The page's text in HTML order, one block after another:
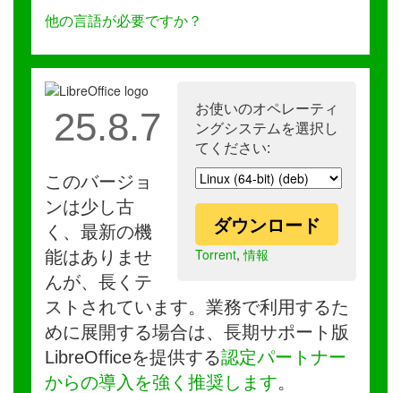
他の言語が必要ですか？
お使いのオペレーティ
ングシステムを選択し
てください:
ダウンロード
Torrent,情報
25.8.7
このバージョ
ンは少し古
く、最新の機
能はありませ
んが、長くテ
ストされています。業務で利用するた
めに展開する場合は、長期サポート版
LibreOfficeを提供する認定パートナー
からの導入を強く推奨します。